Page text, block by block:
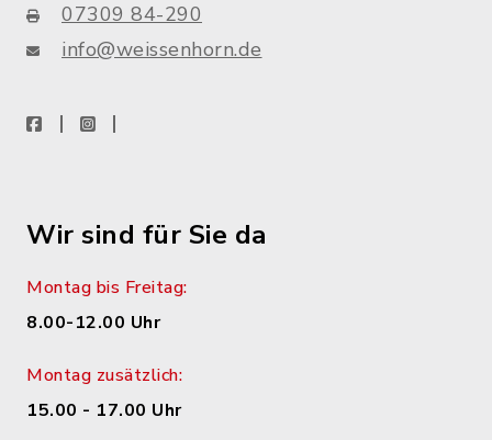
07309 84-290
info@weissenhorn.de
facebookinstagram
Wir sind für Sie da
Montag bis Freitag:
8.00-12.00 Uhr
Montag zusätzlich:
15.00 - 17.00 Uhr